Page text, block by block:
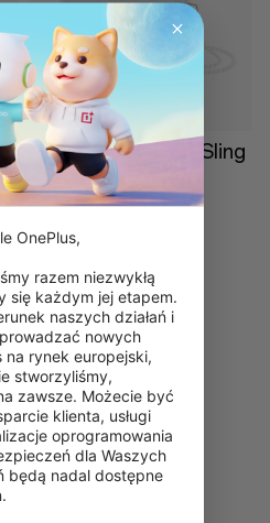
Brak w magazynie
OnePlus Everyday Sling
Bag
OnePlus,
razem niezwykłą
się każdym jej etapem.
naszych działań i
nowych
na rynek europejski,
stworzyliśmy,
zawsze. Możecie być
klienta, usługi
oprogramowania
dla Waszych
będą nadal dostępne